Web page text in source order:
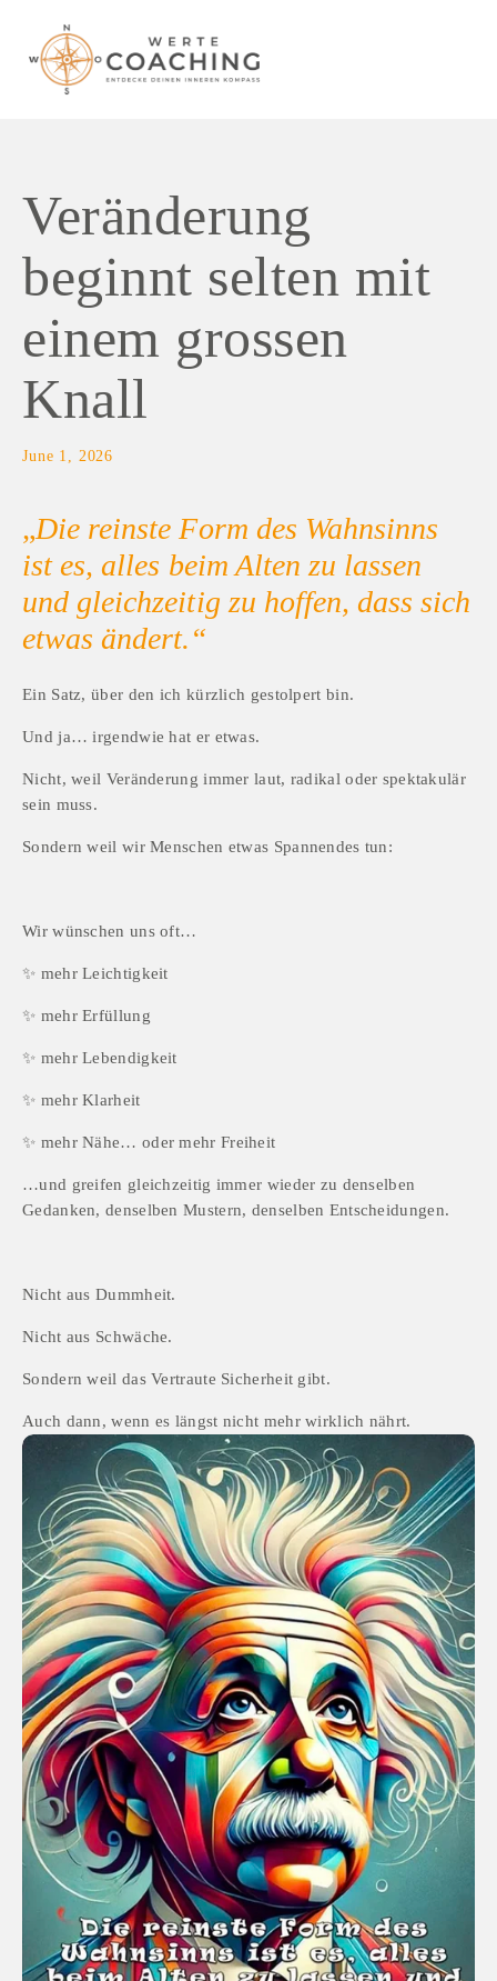
Veränderung
beginnt selten mit
einem grossen
Knall
„Die reinste Form des Wahnsinns
ist es, alles beim Alten zu lassen
und gleichzeitig zu hoffen, dass sich
etwas ändert.“
Ein Satz, über den ich kürzlich gestolpert bin.
Und ja… irgendwie hat er etwas.
Nicht, weil Veränderung immer laut, radikal oder spektakulär
sein muss.
Sondern weil wir Menschen etwas Spannendes tun:
Wir wünschen uns oft…
✨ mehr Leichtigkeit
✨ mehr Erfüllung
✨ mehr Lebendigkeit
✨ mehr Klarheit
✨ mehr Nähe… oder mehr Freiheit
…und greifen gleichzeitig immer wieder zu denselben
Gedanken, denselben Mustern, denselben Entscheidungen.
Nicht aus Dummheit.
Nicht aus Schwäche.
Sondern weil das Vertraute Sicherheit gibt.
Auch dann, wenn es längst nicht mehr wirklich nährt.
June 1, 2026